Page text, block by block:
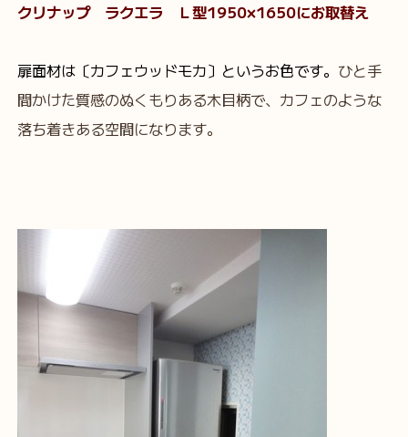
クリナップ ラクエラ Ｌ型1950×1650にお取替え
扉面材は〔カフェウッドモカ〕というお色です。 ひと手
間かけた質感のぬくもりある木目柄で、カフェのような
落ち着きある空間になります。